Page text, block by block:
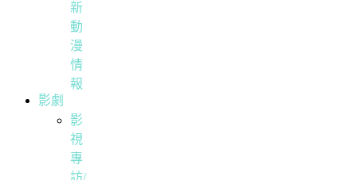
新
動
漫
情
報
影劇
影
視
專
訪/